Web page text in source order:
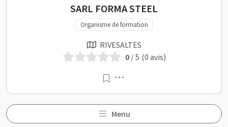
SARL FORMA STEEL sur
SARL FORMA STEEL
Organisme de formation
RIVESALTES
0/ 5 (0 avis)
Menu